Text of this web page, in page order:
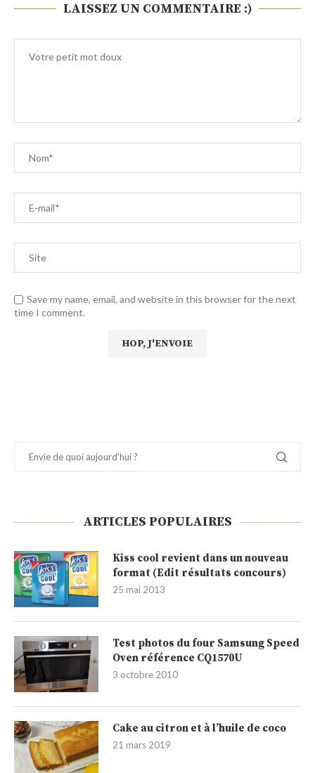
LAISSEZ UN COMMENTAIRE :)
Save my name, email, and website in this browser for the next
time I comment.
ARTICLES POPULAIRES
Kiss cool revient dans un nouveau
format (Edit résultats concours)
25 mai 2013
Test photos du four Samsung Speed
Oven référence CQ1570U
3 octobre 2010
Cake au citron et à l’huile de coco
21 mars 2019